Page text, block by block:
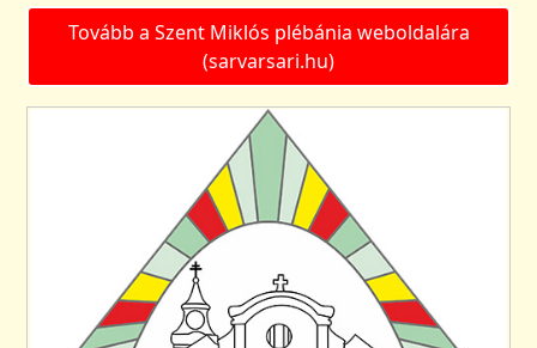
Tovább a Szent Miklós plébánia weboldalára
(sarvarsari.hu)